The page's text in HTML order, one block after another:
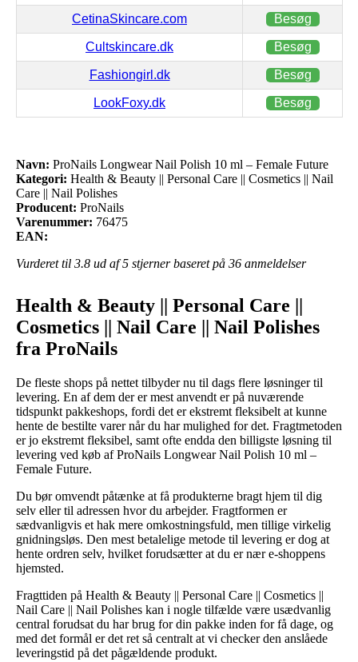
CetinaSkincare.com Besøg
Cultskincare.dk Besøg
Fashiongirl.dk Besøg
LookFoxy.dk Besøg
Navn: ProNails Longwear Nail Polish 10 ml – Female Future
Kategori: Health & Beauty || Personal Care || Cosmetics || Nail
Care || Nail Polishes
Producent: ProNails
Varenummer: 76475
EAN:
Vurderet til 3.8 ud af 5 stjerner baseret på 36 anmeldelser
Health & Beauty || Personal Care ||
Cosmetics || Nail Care || Nail Polishes
fra ProNails
De fleste shops på nettet tilbyder nu til dags flere løsninger til
levering. En af dem der er mest anvendt er på nuværende
tidspunkt pakkeshops, fordi det er ekstremt fleksibelt at kunne
hente de bestilte varer når du har mulighed for det. Fragtmetoden
er jo ekstremt fleksibel, samt ofte endda den billigste løsning til
levering ved køb af ProNails Longwear Nail Polish 10 ml –
Female Future.
Du bør omvendt påtænke at få produkterne bragt hjem til dig
selv eller til adressen hvor du arbejder. Fragtformen er
sædvanligvis et hak mere omkostningsfuld, men tillige virkelig
gnidningsløs. Den mest betalelige metode til levering er dog at
hente ordren selv, hvilket forudsætter at du er nær e-shoppens
hjemsted.
Fragttiden på Health & Beauty || Personal Care || Cosmetics ||
Nail Care || Nail Polishes kan i nogle tilfælde være usædvanlig
central forudsat du har brug for din pakke inden for få dage, og
med det formål er det ret så centralt at vi checker den anslåede
leveringstid på det pågældende produkt.